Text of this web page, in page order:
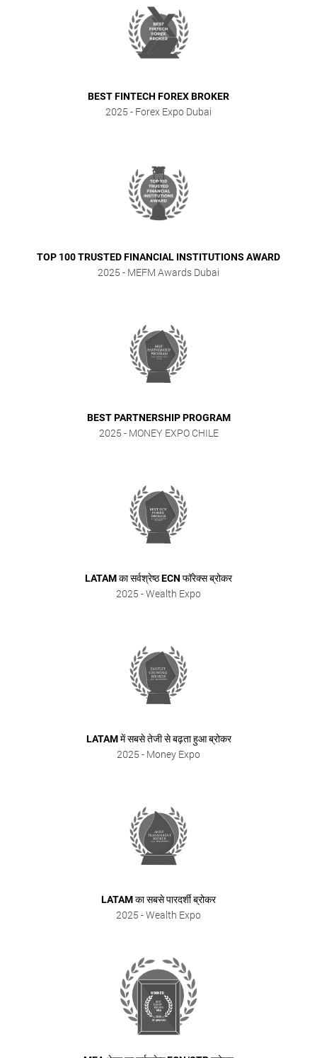
BEST FINTECH FOREX BROKER
2025 - Forex Expo Dubai
TOP 100 TRUSTED FINANCIAL INSTITUTIONS AWARD
2025 - MEFM Awards Dubai
BEST PARTNERSHIP PROGRAM
2025 - MONEY EXPO CHILE
LATAM का सर्वश्रेष्ठ ECN फॉरेक्स ब्रोकर
2025 - Wealth Expo
LATAM में सबसे तेजी से बढ़ता हुआ ब्रोकर
2025 - Money Expo
LATAM का सबसे पारदर्शी ब्रोकर
2025 - Wealth Expo